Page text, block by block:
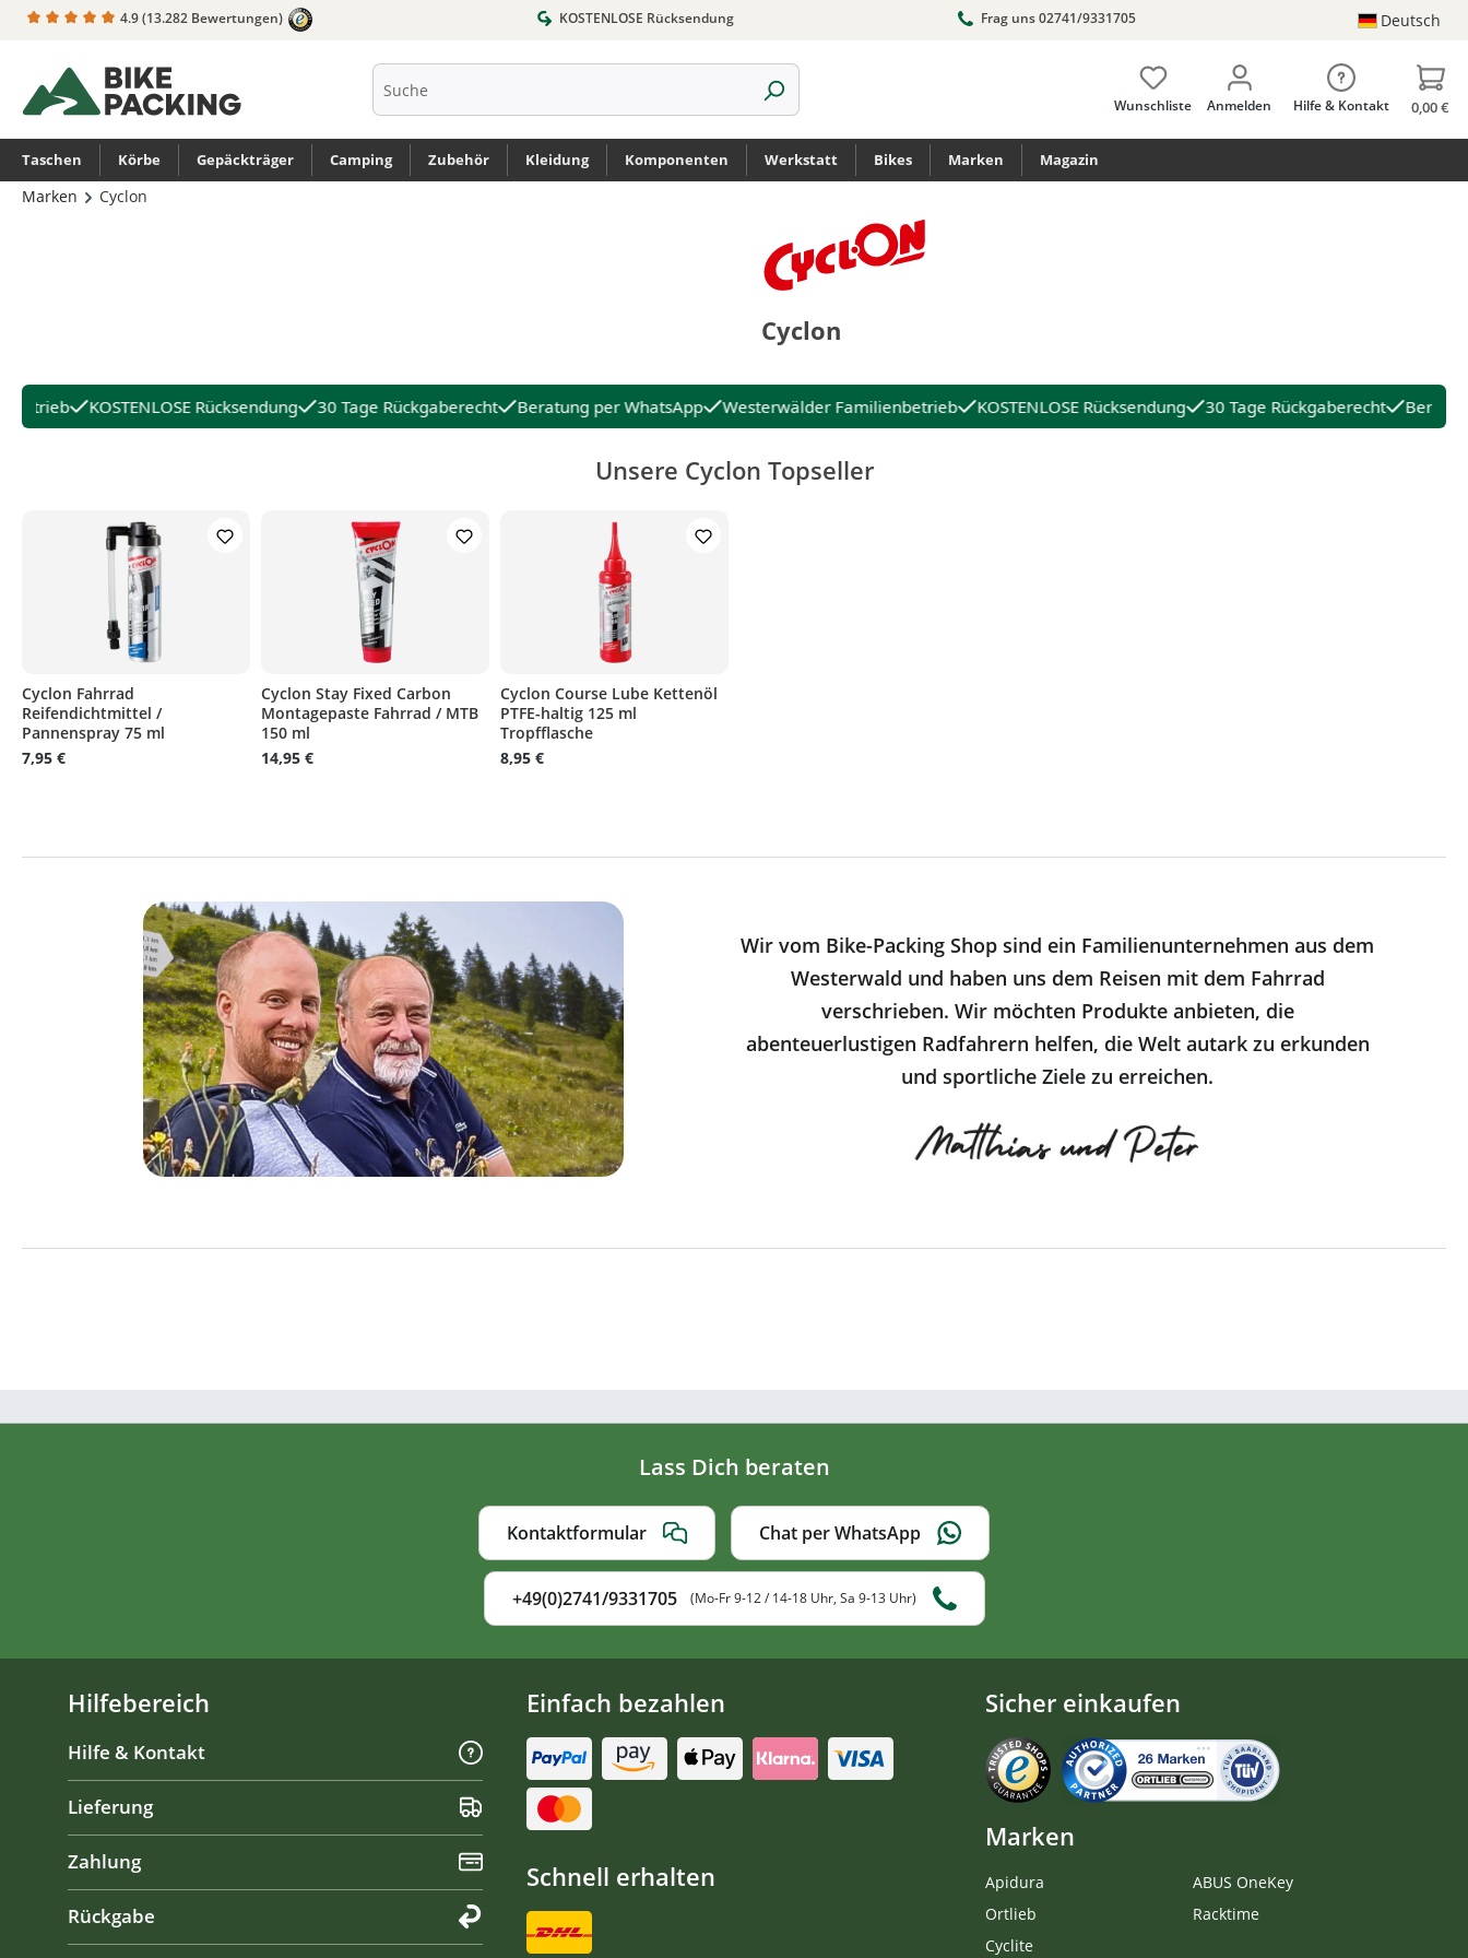
Zur Hauptnavigation springen
4.9(13.282 Bewertungen) KOSTENLOSE Rücksendung Frag uns 02741/9331705 Deutsch
Wunschliste Anmelden Hilfe & Kontakt 0,00 €
Taschen Körbe Gepäckträger Camping Zubehör Kleidung Komponenten Werkstatt Bikes Marken Magazin
Marken Cyclon
Cyclon
KOSTENLOSE Rücksendung 30 Tage Rückgaberecht Beratung per WhatsApp Westerwälder Familienbetrieb KOSTENLOSE Rücksendung 30 Tage Rückgaberecht
Unsere Cyclon Topseller
Cyclon Fahrrad
Reifendichtmittel /
Pannenspray 75 ml
7,95 €
Cyclon Stay Fixed Carbon
Montagepaste Fahrrad / MTB
150 ml
14,95 €
Cyclon Course Lube Kettenöl
PTFE-haltig 125 ml
Tropfflasche
8,95 €
Wir vom Bike-Packing Shop sind ein Familienunternehmen aus dem
Westerwald und haben uns dem Reisen mit dem Fahrrad
verschrieben. Wir möchten Produkte anbieten, die
abenteuerlustigen Radfahrern helfen, die Welt autark zu erkunden
und sportliche Ziele zu erreichen.
Lass Dich beraten
Kontaktformular Chat per WhatsApp
+49(0)2741/9331705 (Mo-Fr 9-12 / 14-18 Uhr, Sa 9-13 Uhr)
Hilfebereich
Hilfe & Kontakt
Lieferung
Zahlung
Rückgabe
Einfach bezahlen
Schnell erhalten
Sicher einkaufen
Marken
Apidura
Ortlieb
Cyclite
ABUS OneKey
Racktime